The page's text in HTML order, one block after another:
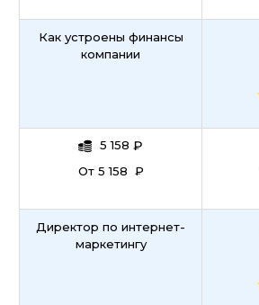
Как устроены финансы
компании
5 158 ₽
От 5 158 ₽
Директор по интернет-
маркетингу